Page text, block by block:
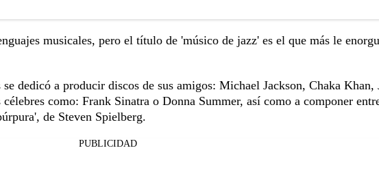
musicales, pero el título de 'músico de jazz' es el que más le
dedicó a producir discos de sus amigos: Michael Jackson, Chaka Khan,
como: Frank Sinatra o Donna Summer, así como a componer
de Steven Spielberg.
PUBLICIDAD